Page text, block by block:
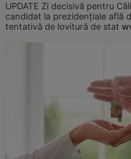
UPDATE Zi decisivă pentru
candidat la prezidențiale află
tentativă de lovitură de stat